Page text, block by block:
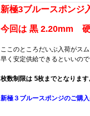
新極3ブルースポンジ
今回は 黒 2.20mm
ここのところだいぶ入荷がス
早く安定供給できるといいので
枚数制限は 5枚までとなります
新極３ブルースポンジのご購